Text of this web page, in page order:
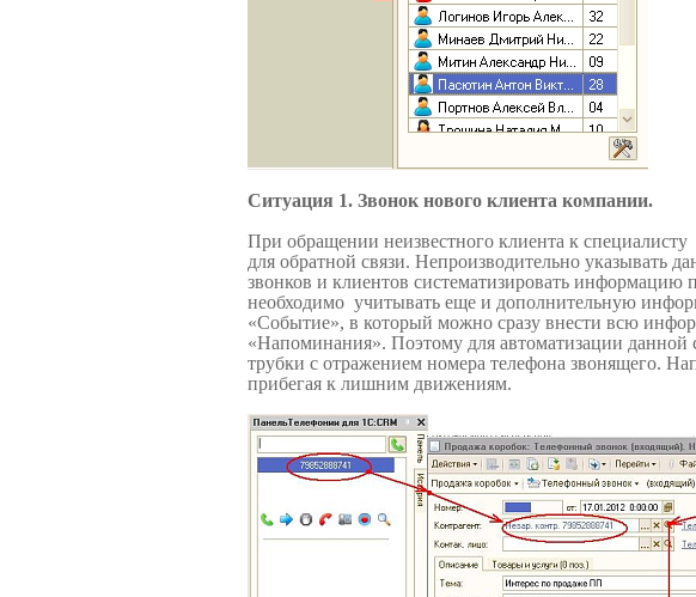
Ситуация 1. Звонок нового клиента компании.
При обращении неизвестного клиента к
для обратной связи. Непроизводительно указывать
звонков и клиентов систематизировать информацию
необходимо учитывать еще и дополнительную
«Событие», в который можно сразу внести всю
«Напоминания». Поэтому для автоматизации
трубки с отражением номера телефона звонящего.
прибегая к лишним движениям.